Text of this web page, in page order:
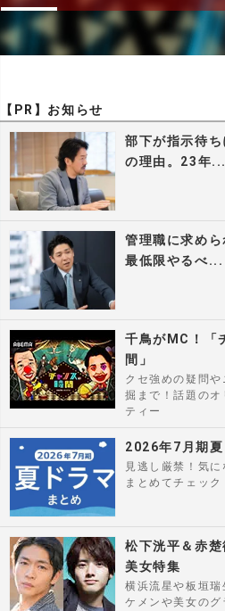
【PR】お知らせ
部下が指示待
の理由。23年...
管理職に求めら
最低限やるべ...
千鳥がMC！「
間」
クセ強めの疑問や
掘まで！話題のオ
ティー
2026年7月期
見逃し厳禁！気
まとめてチェック
松下洸平＆赤
美女特集
横浜流星や板垣瑞
ケメンや美女の